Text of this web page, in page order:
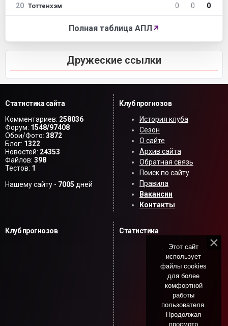
20 Тоттенхэм 0 0 0
Полная таблица АПЛ ↗
Дружеские ссылки
Статистика сайта
Комментариев: 258036
Форум: 1548/97408
Обои/Фото: 3872
Блог: 1322
Новостей: 24353
Файлов: 398
Тестов: 1
Нашему сайту - 7005 дней
Клуб прогнозов
История клуба
Сезон
О сайте
Архив сайта
Обратная связь
Поиск по сайту
Правила
Вакансии
Контакты
Клуб прогнозов Статистика
Этот сайт
использует
файлы cookies
для более
комфортной
работы
пользователя.
Продолжая
просмотр